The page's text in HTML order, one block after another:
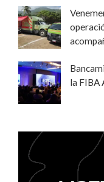
la FIBA